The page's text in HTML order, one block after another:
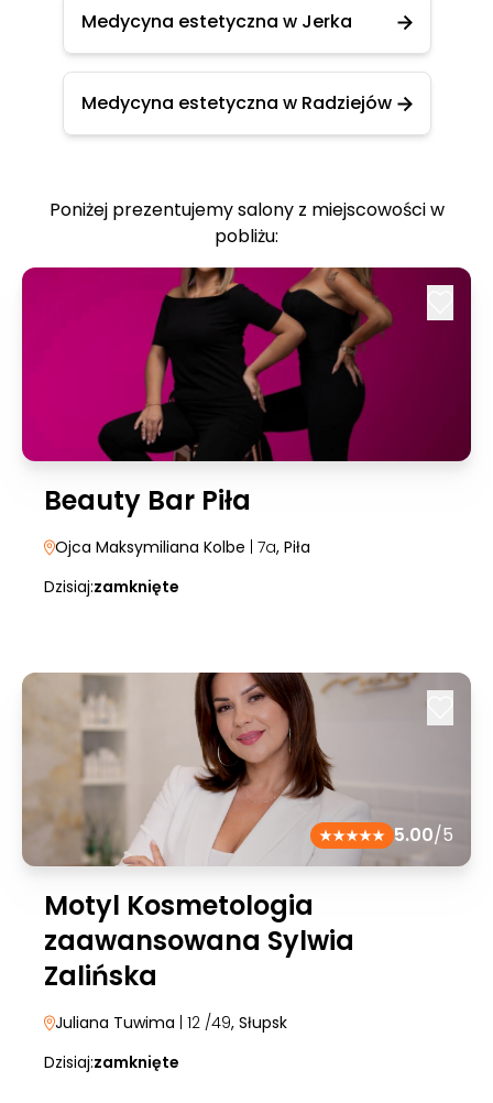
Medycyna estetyczna w Jerka
Medycyna estetyczna w Radziejów
Poniżej prezentujemy salony z miejscowości w
pobliżu:
Beauty Bar Piła
Ojca Maksymiliana Kolbe | 7a, Piła
Dzisiaj:zamknięte
5.00/5
Motyl Kosmetologia
zaawansowana Sylwia
Zalińska
Juliana Tuwima | 12 /49, Słupsk
Dzisiaj:zamknięte